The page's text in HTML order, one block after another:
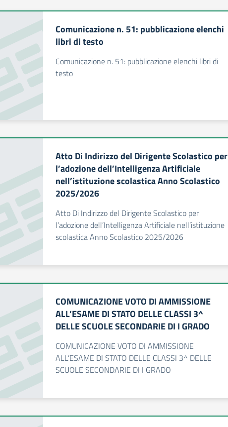
Comunicazione n. 51: pubblicazione elenchi
libri di testo
Comunicazione n. 51: pubblicazione elenchi libri di
testo
Atto Di Indirizzo del Dirigente Scolastico per
l’adozione dell’Intelligenza Artificiale
nell’istituzione scolastica Anno Scolastico
2025/2026
Atto Di Indirizzo del Dirigente Scolastico per
l’adozione dell’Intelligenza Artificiale nell’istituzione
scolastica Anno Scolastico 2025/2026
COMUNICAZIONE VOTO DI AMMISSIONE
ALL’ESAME DI STATO DELLE CLASSI 3^
DELLE SCUOLE SECONDARIE DI I GRADO
COMUNICAZIONE VOTO DI AMMISSIONE
ALL’ESAME DI STATO DELLE CLASSI 3^ DELLE
SCUOLE SECONDARIE DI I GRADO